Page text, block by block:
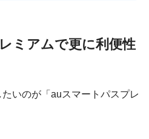
にお得な動画配信サイトだと確
ミアムで更に利便性
いのが「auスマートパスプレ